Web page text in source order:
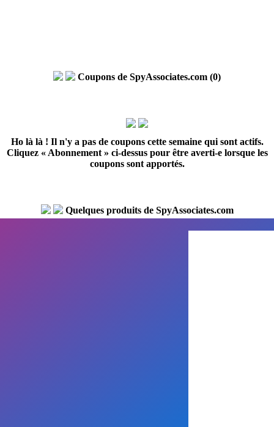
Coupons de SpyAssociates.com (0)
Ho là là ! Il n'y a pas de coupons cette semaine qui sont actifs.
Cliquez « Abonnement » ci-dessus pour être averti-e lorsque les
coupons sont apportés.
Quelques produits de SpyAssociates.com